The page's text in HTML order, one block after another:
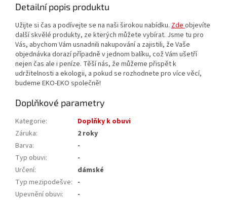
Detailní popis produktu
Užijte si čas a podívejte se na naši širokou nabídku. Zde objevíte
další skvělé produkty, ze kterých můžete vybírat. Jsme tu pro
Vás, abychom Vám usnadnili nakupování a zajistili, že Vaše
objednávka dorazí případně v jednom balíku, což Vám ušetří
nejen čas ale i peníze. Těší nás, že můžeme přispět k
udržitelnosti a ekologii, a pokud se rozhodnete pro více věcí,
budeme EKO-EKO společně!
Doplňkové parametry
Kategorie:
Doplňky k obuvi
Záruka:
2 roky
Barva:
-
Typ obuvi:
-
Určení:
dámské
Typ mezipodešve: -
Upevnění obuvi:
-